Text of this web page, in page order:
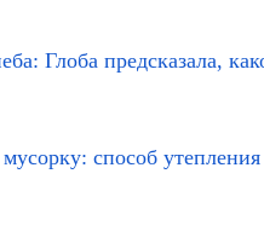
Глоба предсказала,
способ